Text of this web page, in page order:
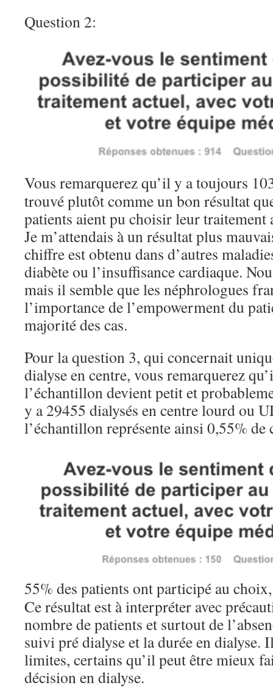
Question 2:
Vous remarquerez qu’il y a toujours
trouvé plutôt comme un bon résultat
patients aient pu choisir leur traitement
Je m’attendais à un résultat plus
chiffre est obtenu dans d’autres
diabète ou l’insuffisance cardiaque.
mais il semble que les néphrologues
l’importance de l’empowerment du
majorité des cas.
Pour la question 3, qui concernait
dialyse en centre, vous remarquerez
l’échantillon devient petit et
y a 29455 dialysés en centre lourd ou
l’échantillon représente ainsi 0,55% de
55% des patients ont participé au
Ce résultat est à interpréter avec
nombre de patients et surtout de
suivi pré dialyse et la durée en dialyse.
limites, certains qu’il peut être mieux
décision en dialyse.